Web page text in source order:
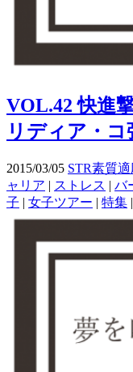
VOL.42 快進
リディア・
2015/03/05 STR素質
ャリア | ストレス | バ
子 | 女子ツアー | 特集 |